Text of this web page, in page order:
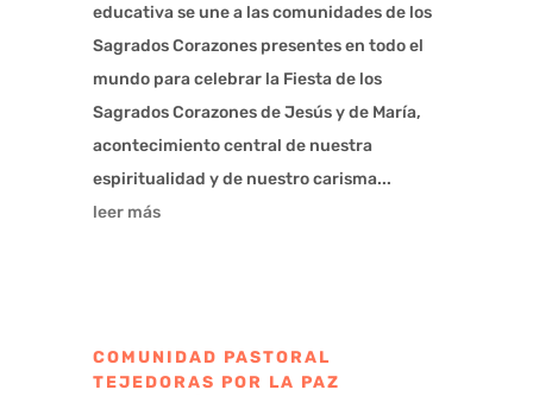
educativa se une a las comunidades de los
Sagrados Corazones presentes en todo el
mundo para celebrar la Fiesta de los
Sagrados Corazones de Jesús y de María,
acontecimiento central de nuestra
espiritualidad y de nuestro carisma...
leer más
COMUNIDAD PASTORAL
TEJEDORAS POR LA PAZ